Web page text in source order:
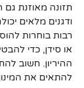
תזונה מאוזנת
ודגנים מלאים
רבות בוחרות
או סידן, כדי
ההיריון. חשוב
להתאים את